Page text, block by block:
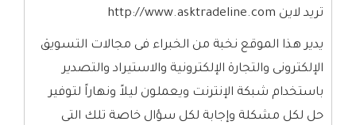
تريد لاين http://www.asktradeline.com
يدير هذا الموقع نخبة من الخبراء فى مجالات التسويق
الإلكترونى والتجارة الإلكترونية والاستيراد والتصدير
باستخدام شبكة الإنترنت ويعملون ليلاً ونهاراً لتوفير
حل لكل مشكلة وإجابة لكل سؤال خاصة تلك التى